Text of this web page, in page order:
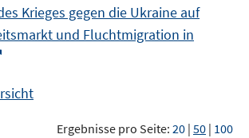
Krieges gegen die Ukraine auf
und Fluchtmigration in
Fenster
Ergebnisse pro Seite: 20 | 50 | 100